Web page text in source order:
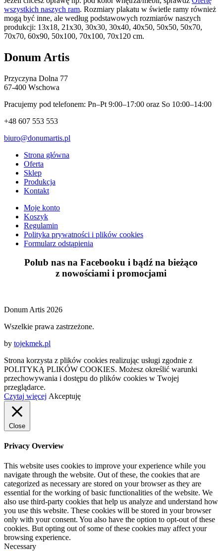
wszystkich naszych ram. Rozmiary plakatu w świetle ramy również
mogą być inne, ale według podstawowych rozmiarów naszych
produkcji: 13x18, 21x30, 30x30, 30x40, 40x50, 50x50, 50x70,
70x70, 60x90, 50x100, 70x100, 70x120 cm.
Donum Artis
Przyczyna Dolna 77
67-400 Wschowa
Pracujemy pod telefonem: Pn–Pt 9:00–17:00 oraz So 10:00–14:00
+48 607 553 553
biuro@donumartis.pl
Strona główna
Oferta
Sklep
Produkcja
Kontakt
Moje konto
Koszyk
Regulamin
Polityka prywatności i plików cookies
Formularz odstąpienia
Polub nas na Facebooku i bądź na bieżąco
z nowościami i promocjami
Donum Artis 2026
Wszelkie prawa zastrzeżone.
by tojekmek.pl
Strona korzysta z plików cookies realizując usługi zgodnie z
POLITYKĄ PLIKÓW COOKIES. Możesz określić warunki
przechowywania i dostępu do plików cookies w Twojej
przeglądarce.
Czytaj więcej Akceptuję
Close
Privacy Overview
This website uses cookies to improve your experience while you
navigate through the website. Out of these, the cookies that are
categorized as necessary are stored on your browser as they are
essential for the working of basic functionalities of the website. We
also use third-party cookies that help us analyze and understand how
you use this website. These cookies will be stored in your browser
only with your consent. You also have the option to opt-out of these
cookies. But opting out of some of these cookies may affect your
browsing experience.
Necessary